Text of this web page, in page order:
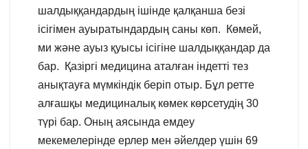
шалдыққандардың ішінде қалқанша безі
ісігімен ауыратындардың саны көп. Көмей,
ми және ауыз қуысы ісігіне шалдыққандар да
бар. Қазіргі медицина аталған індетті тез
анықтауға мүмкіндік беріп отыр. Бұл ретте
алғашқы медициналық көмек көрсетудің 30
түрі бар. Оның аясында емдеу
мекемелерінде ерлер мен әйелдер үшін 69